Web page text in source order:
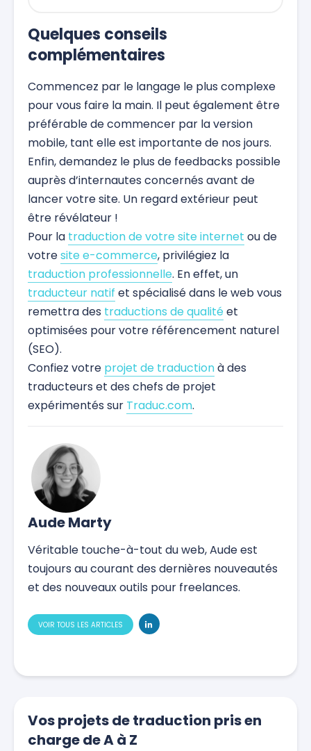
Quelques conseils
complémentaires
Commencez par le langage le plus complexe
pour vous faire la main. Il peut également être
préférable de commencer par la version
mobile, tant elle est importante de nos jours.
Enfin, demandez le plus de feedbacks possible
auprès d’internautes concernés avant de
lancer votre site. Un regard extérieur peut
être révélateur !
Pour la traduction de votre site internet ou de
votresite e-commerce, privilégiez la
traduction professionnelle. En effet, un
traducteur natif et spécialisé dans le web vous
remettra des traductions de qualitéet
optimisées pour votre référencement naturel
(SEO).
Confiez votre projet de traductionà des
traducteurs et des chefs de projet
expérimentés sur Traduc.com.
Aude Marty
Véritable touche-à-tout du web, Aude est
toujours au courant des dernières nouveautés
et des nouveaux outils pour freelances.
VOIR TOUS LES ARTICLES
Vos projets de traduction pris en
charge de A à Z